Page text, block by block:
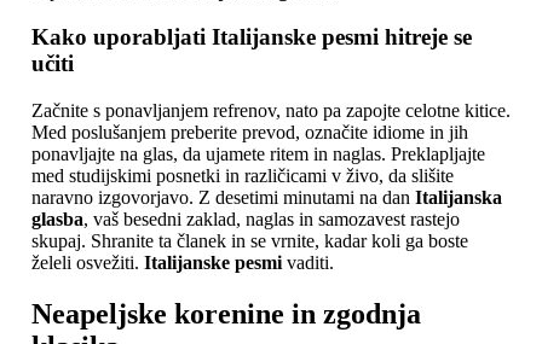
Kako uporabljati Italijanske pesmi hitreje se
učiti
Začnite s ponavljanjem refrenov, nato pa zapojte celotne kitice.
Med poslušanjem preberite prevod, označite idiome in jih
ponavljajte na glas, da ujamete ritem in naglas. Preklapljajte
med studijskimi posnetki in različicami v živo, da slišite
naravno izgovorjavo. Z desetimi minutami na dan Italijanska
glasba, vaš besedni zaklad, naglas in samozavest rastejo
skupaj. Shranite ta članek in se vrnite, kadar koli ga boste
želeli osvežiti. Italijanske pesmi vaditi.
Neapeljske korenine in zgodnja